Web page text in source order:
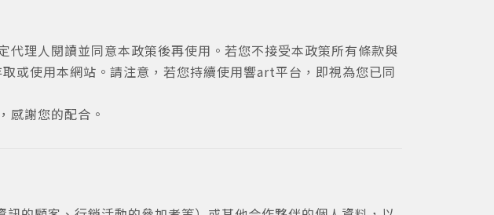
理人閱讀並同意本政策後再使用。若您不接受本政策所有條款與
或使用本網站。請注意，若您持續使用響art平台，即視為您已同
感謝您的配合。